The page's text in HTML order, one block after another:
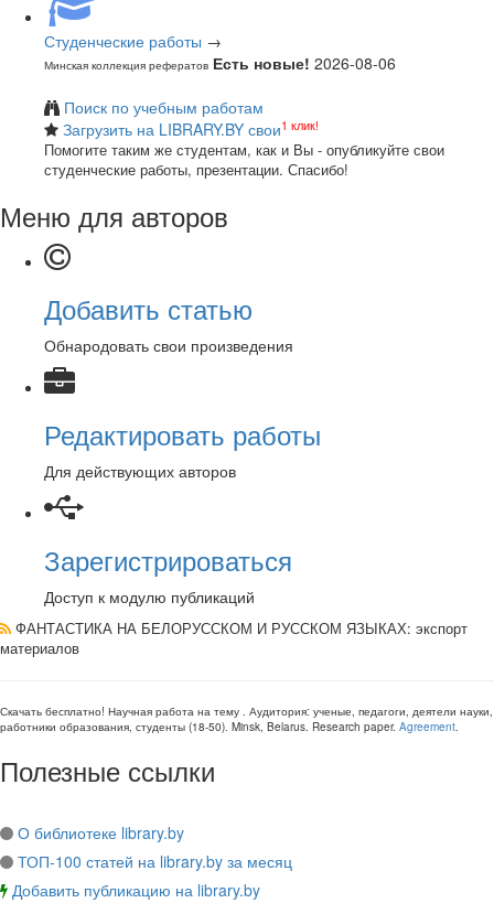
Студенческие работы →
Минская коллекция рефератов Есть новые! 2026-08-06
Поиск по учебным работам
Загрузить на LIBRARY.BY свои1 клик!
Помогите таким же студентам, как и Вы - опубликуйте свои
студенческие работы, презентации. Спасибо!
Меню для авторов
Добавить статью
Обнародовать свои произведения
Редактировать работы
Для действующих авторов
Зарегистрироваться
Доступ к модулю публикаций
ФАНТАСТИКА НА БЕЛОРУССКОМ И РУССКОМ ЯЗЫКАХ: экспорт
материалов
Скачать бесплатно! Научная работа на тему . Аудитория: ученые, педагоги, деятели науки,
работники образования, студенты (18-50). Minsk, Belarus. Research paper. Agreement.
Полезные ссылки
О библиотеке library.by
ТОП-100 статей на library.by за месяц
Добавить публикацию на library.by